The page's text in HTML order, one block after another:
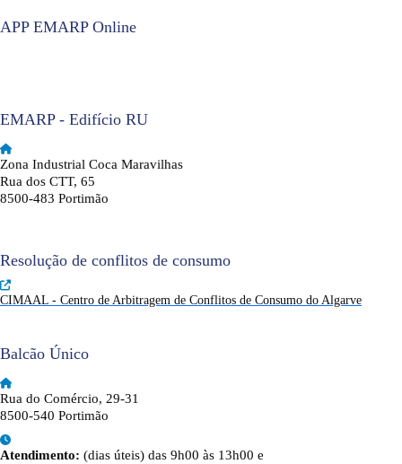
APP EMARP Online
EMARP - Edifício RU
Zona Industrial Coca Maravilhas
Rua dos CTT, 65
8500-483 Portimão
Resolução de conflitos de consumo
CIMAAL - Centro de Arbitragem de Conflitos de Consumo do Algarve
Balcão Único
Rua do Comércio, 29-31
8500-540 Portimão
Atendimento: (dias úteis) das 9h00 às 13h00 e